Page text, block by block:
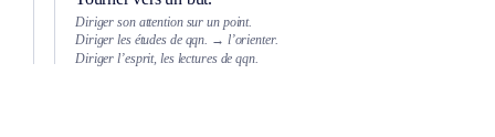
Diriger son attention sur un point.
Diriger les études de qqn. → l’orienter.
Diriger l’esprit, les lectures de qqn.